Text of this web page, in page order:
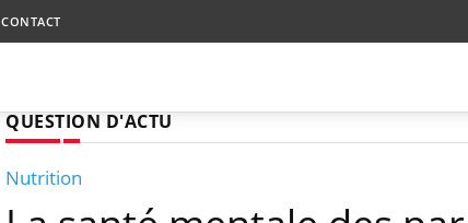
CONTACT
QUESTION D'ACTU
Nutrition